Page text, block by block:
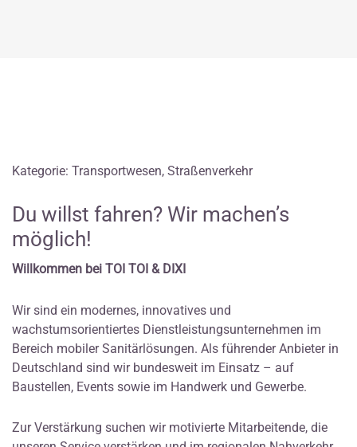
Kategorie: Transportwesen, Straßenverkehr
Du willst fahren? Wir machen’s
möglich!
Willkommen bei TOI TOI & DIXI
Wir sind ein modernes, innovatives und
wachstumsorientiertes Dienstleistungsunternehmen im
Bereich mobiler Sanitärlösungen. Als führender Anbieter in
Deutschland sind wir bundesweit im Einsatz – auf
Baustellen, Events sowie im Handwerk und Gewerbe.
Zur Verstärkung suchen wir motivierte Mitarbeitende, die